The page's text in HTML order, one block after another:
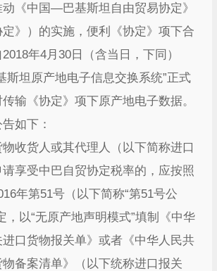
《中国—巴基斯坦自由贸易协定》
定》）的实施，便利《协定》项下合
年4月30日（含当日，下同）
斯坦原产地电子信息交换系统”正式
传输《协定》项下原产地电子数据。
如下：
收货人或其代理人（以下简称进口
请享受中巴自贸协定税率的，应按照
年第51号（以下简称“第51号公
，以“无原产地声明模式”填制《中华
进口货物报关单》或者《中华人民共
备案清单》（以下统称进口报关